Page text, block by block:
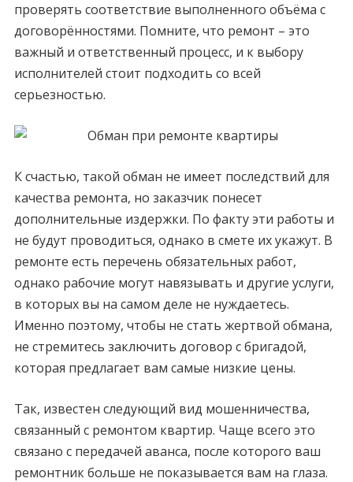
проверять соответствие выполненного объёма с
договорённостями. Помните, что ремонт – это
важный и ответственный процесс, и к выбору
исполнителей стоит подходить со всей
серьезностью.
К счастью, такой обман не имеет последствий для
качества ремонта, но заказчик понесет
дополнительные издержки. По факту эти работы и
не будут проводиться, однако в смете их укажут. В
ремонте есть перечень обязательных работ,
однако рабочие могут навязывать и другие услуги,
в которых вы на самом деле не нуждаетесь.
Именно поэтому, чтобы не стать жертвой обмана,
не стремитесь заключить договор с бригадой,
которая предлагает вам самые низкие цены.
Так, известен следующий вид мошенничества,
связанный с ремонтом квартир. Чаще всего это
связано с передачей аванса, после которого ваш
ремонтник больше не показывается вам на глаза.